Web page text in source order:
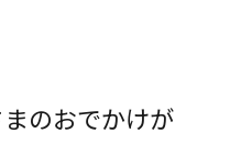
のおでかけが